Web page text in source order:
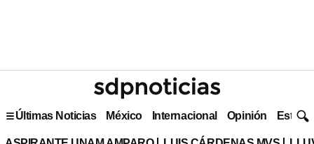
Últimas Noticias México Internacional Opinión Estilo